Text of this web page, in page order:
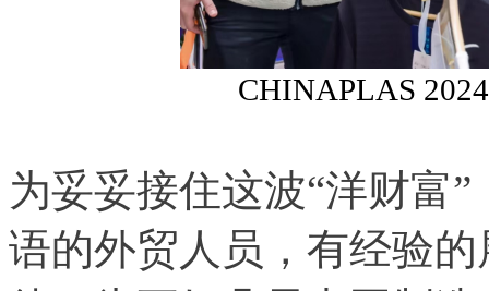
CHINAPLAS
为妥妥接住这波“洋财富
语的外贸人员，有经验